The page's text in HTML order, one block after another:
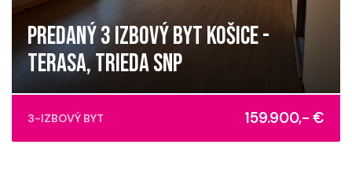
PREDANÝ 3 IZBOVÝ BYT KOŠICE -
TERASA, TRIEDA SNP
Trieda SNP, Košice - mestská časť Západ
3-IZBOVÝ BYT 159.900,- €